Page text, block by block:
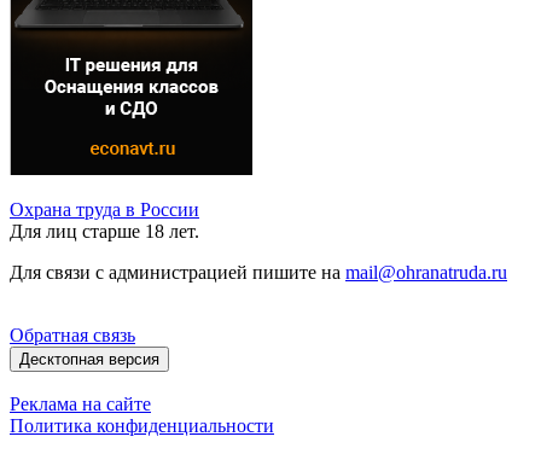
Охрана труда в России
Для лиц старше 18 лет.
Для связи с администрацией пишите на mail@ohranatruda.ru
Обратная связь
Десктопная версия
Реклама на сайте
Политика конфиденциальности